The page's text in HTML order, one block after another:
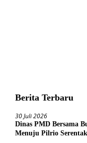
Berita Terbaru
30 Juli 2026
Dinas PMD Bersama
Menuju Pilrio